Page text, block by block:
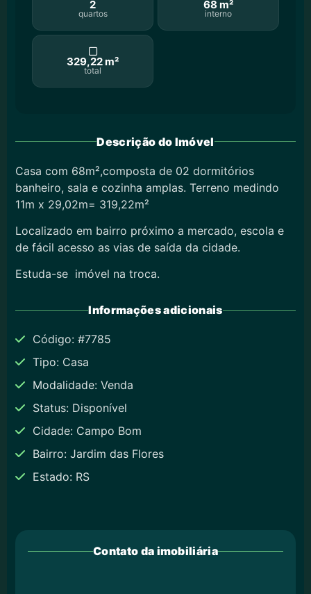
2
quartos
68 m²
interno
329,22 m²
total
Descrição do Imóvel
Casa com 68m²,composta de 02 dormitórios
banheiro, sala e cozinha amplas. Terreno medindo
11m x 29,02m= 319,22m²
Localizado em bairro próximo a mercado, escola e
de fácil acesso as vias de saída da cidade.
Estuda-se imóvel na troca.
Informações adicionais
Código: #7785
Tipo: Casa
Modalidade: Venda
Status: Disponível
Cidade: Campo Bom
Bairro: Jardim das Flores
Estado: RS
Contato da imobiliária